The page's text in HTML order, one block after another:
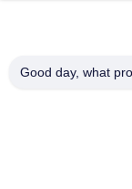
Good day, what